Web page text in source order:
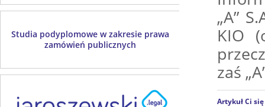
„A”
KIO
zaś
Artykuł Ci
Studia podyplomowe w zakresie prawa
zamówień publicznych